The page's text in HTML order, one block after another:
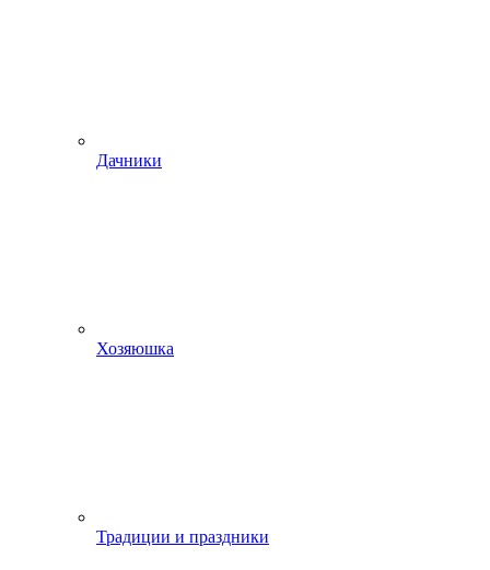
Дачники
Хозяюшка
Традиции и праздники